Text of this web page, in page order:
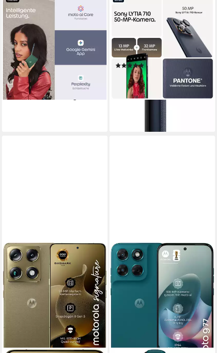
razr 70 plus Smartphone
17,53 cm/6,9 Zoll Bildschirmdiagonale
512 GB
Speicherkapazität
50 MP Kamera
Produktdatenblatt
ab 949,33 € UVP1.149,00 €
27,56 € mtl. in 48 Raten
-17%
lieferbar - in 3-4 Werktagen bei dir
edge 70 fusion Smartphone
Bildschirmdiagonale
256 GB Speicherkapazität
50 MP
Kamera
Produktdatenblatt
(5)
370,77 € UVP
18,42 €mtl. in 24 Raten
-12%
lieferbar - in 3-4 Werktagen bei dir